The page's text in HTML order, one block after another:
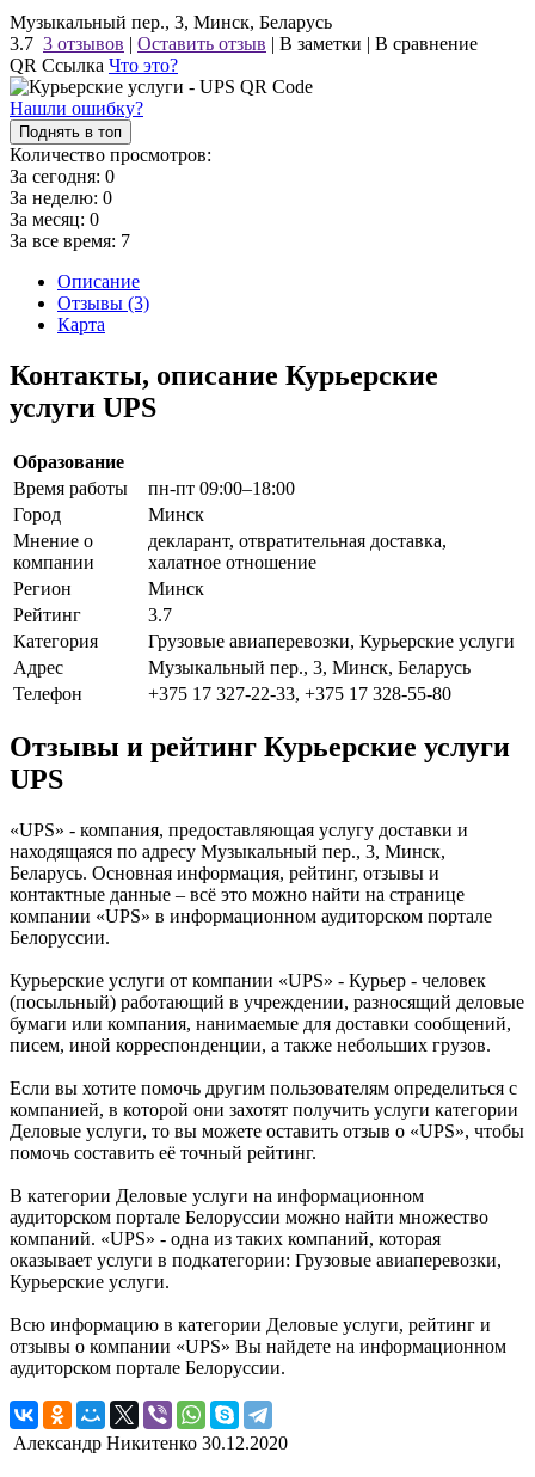
Музыкальный пер., 3, Минск, Беларусь
3.7 3 отзывов | Оставить отзыв | В заметки | В сравнение
QR Ссылка Что это?
Нашли ошибку?
Поднять в топ
Количество просмотров:
За сегодня: 0
За неделю: 0
За месяц: 0
За все время: 7
Описание
Отзывы (3)
Карта
Контакты, описание Курьерские
услуги UPS
Образование
Время работы
пн-пт 09:00–18:00
Город
Минск
Мнение о
компании
декларант, отвратительная доставка,
халатное отношение
Регион
Минск
Рейтинг
3.7
Категория
Грузовые авиаперевозки, Курьерские услуги
Адрес
Музыкальный пер., 3, Минск, Беларусь
Телефон
+375 17 327-22-33, +375 17 328-55-80
Отзывы и рейтинг Курьерские услуги
UPS
«UPS» - компания, предоставляющая услугу доставки и
находящаяся по адресу Музыкальный пер., 3, Минск,
Беларусь. Основная информация, рейтинг, отзывы и
контактные данные – всё это можно найти на странице
компании «UPS» в информационном аудиторском портале
Белоруссии.
Курьерские услуги от компании «UPS» - Курьер - человек
(посыльный) работающий в учреждении, разносящий деловые
бумаги или компания, нанимаемые для доставки сообщений,
писем, иной корреспонденции, а также небольших грузов.
Если вы хотите помочь другим пользователям определиться с
компанией, в которой они захотят получить услуги категории
Деловые услуги, то вы можете оставить отзыв о «UPS», чтобы
помочь составить её точный рейтинг.
В категории Деловые услуги на информационном
аудиторском портале Белоруссии можно найти множество
компаний. «UPS» - одна из таких компаний, которая
оказывает услуги в подкатегории: Грузовые авиаперевозки,
Курьерские услуги.
Всю информацию в категории Деловые услуги, рейтинг и
отзывы о компании «UPS» Вы найдете на информационном
аудиторском портале Белоруссии.
Александр Никитенко 30.12.2020